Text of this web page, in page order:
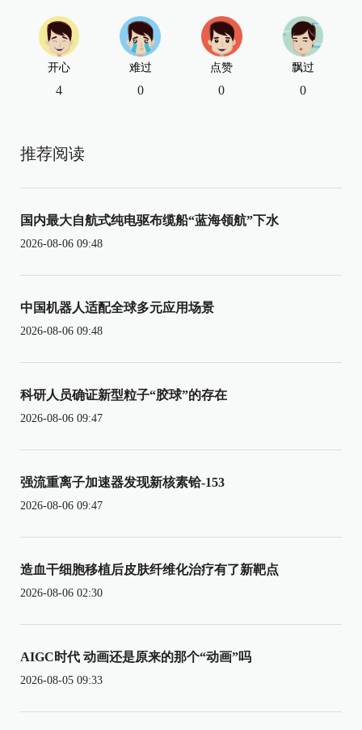
开心
4
难过
0
点赞
0
飘过
0
推荐阅读
国内最大自航式纯电驱布缆船“蓝海领航”下水
2026-08-06 09:48
中国机器人适配全球多元应用场景
2026-08-06 09:48
科研人员确证新型粒子“胶球”的存在
2026-08-06 09:47
强流重离子加速器发现新核素铪-153
2026-08-06 09:47
造血干细胞移植后皮肤纤维化治疗有了新靶点
2026-08-06 02:30
AIGC时代 动画还是原来的那个“动画”吗
2026-08-05 09:33